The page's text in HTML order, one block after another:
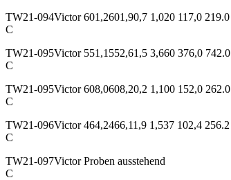
TW21-094Victor 601,2601,90,7 1,020 117,0 219.0
C
TW21-095Victor 551,1552,61,5 3,660 376,0 742.0
C
TW21-095Victor 608,0608,20,2 1,100 152,0 262.0
C
TW21-096Victor 464,2466,11,9 1,537 102,4 256.2
C
TW21-097Victor Proben ausstehend
C